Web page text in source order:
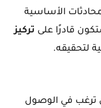
الأساسية
قادرًا على تركيز
لتحقيقه.
ترغب في الوصول